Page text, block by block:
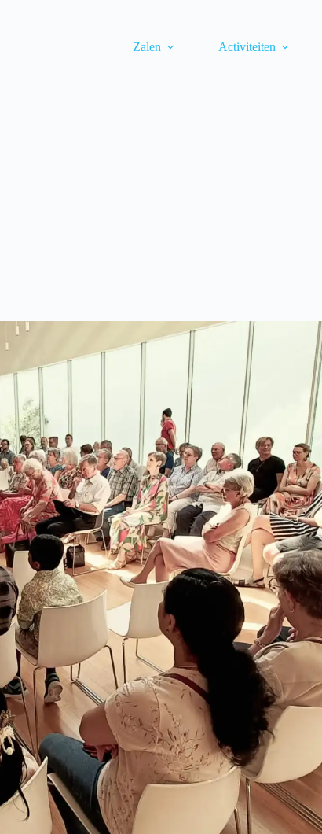
Zalen
Activiteiten